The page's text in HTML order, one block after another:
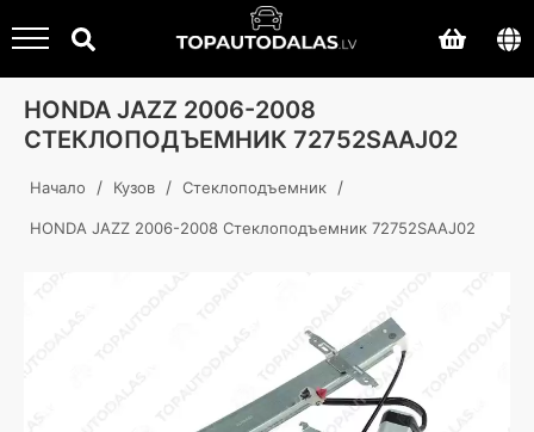
HONDA JAZZ 2006-2008
СТЕКЛОПОДЪЕМНИК 72752SAAJ02
Начало / Кузов / Стеклоподъемник /
HONDA JAZZ 2006-2008 Стеклоподъемник 72752SAAJ02